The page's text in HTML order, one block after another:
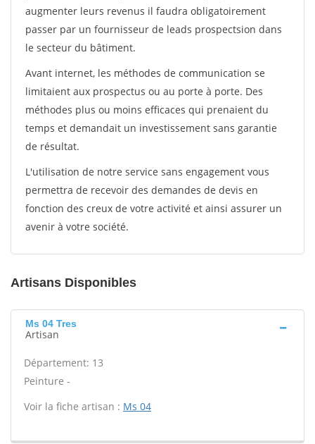
augmenter leurs revenus il faudra obligatoirement
passer par un fournisseur de leads prospectsion dans
le secteur du bâtiment.
Avant internet, les méthodes de communication se
limitaient aux prospectus ou au porte à porte. Des
méthodes plus ou moins efficaces qui prenaient du
temps et demandait un investissement sans garantie
de résultat.
L'utilisation de notre service sans engagement vous
permettra de recevoir des demandes de devis en
fonction des creux de votre activité et ainsi assurer un
avenir à votre société.
Artisans Disponibles
Ms 04 Tres
Artisan
Département: 13
Peinture -
Voir la fiche artisan : Ms 04